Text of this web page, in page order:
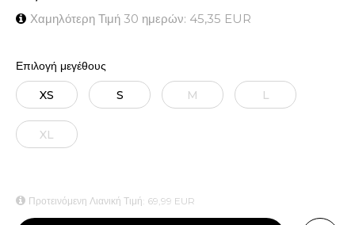
Χαμηλότερη Τιμή 30 ημερών: 45,35 EUR
Επιλογή μεγέθους
XS S M L
XL
Προτεινόμενη Λιανική Τιμή: 69,99 EUR